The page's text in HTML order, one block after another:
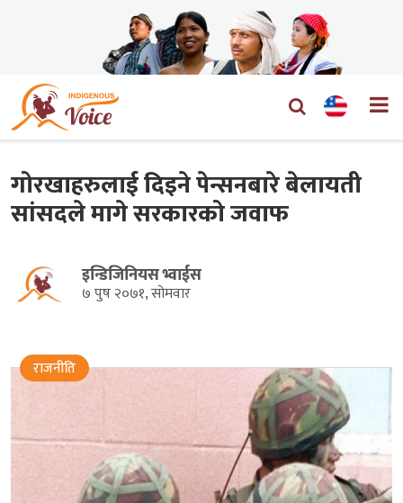
गोरखाहरुलाई दिइने पेन्सनबारे बेलायती
सांसदले मागे सरकारको जवाफ
इन्डिजिनियस भ्वाईस
७ पुष २०७१, सोमवार
राजनीति